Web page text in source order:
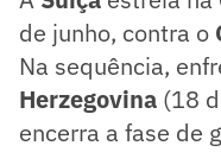
de junho, contra o
Na sequência,
Herzegovina (18
encerra a fase de